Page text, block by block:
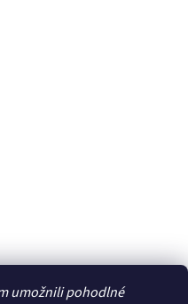
umožnili pohodlné